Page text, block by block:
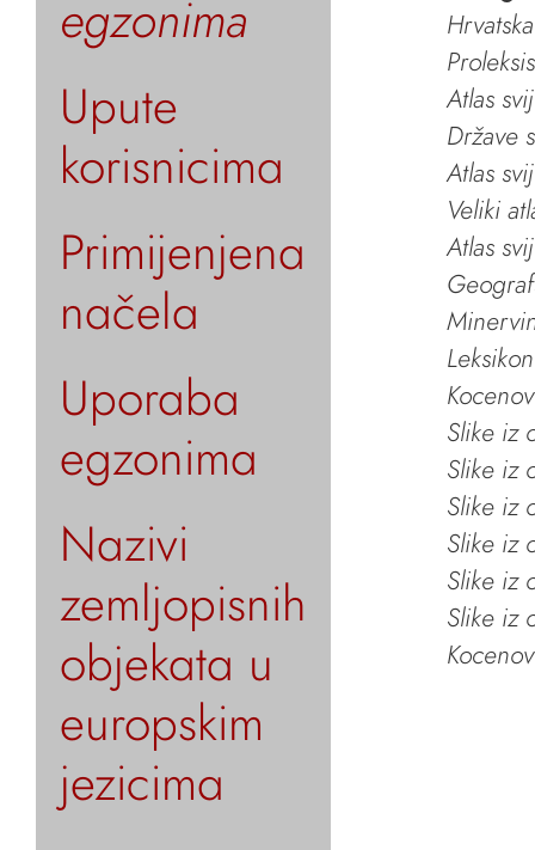
egzonima
Upute
korisnicima
Primijenjena
načela
Uporaba
egzonima
Nazivi
zemljopisnih
objekata u
europskim
jezicima
Atlas
Države
Atlas
Veliki
Atlas
Slike iz
Slike iz
Slike iz
Slike iz
Slike iz
Slike iz